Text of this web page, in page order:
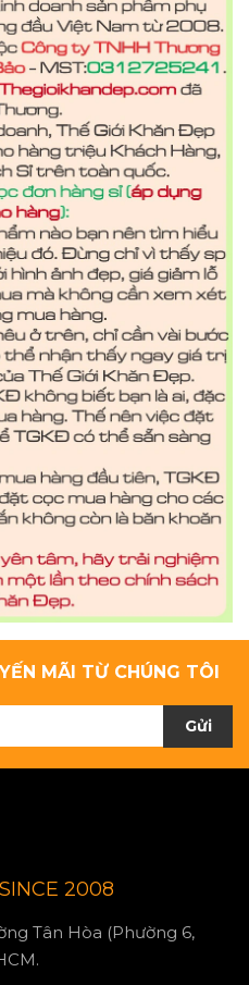
MÃI TỪ CHÚNG TÔI
Gửi
2008
Tân Hòa (Phường 6,